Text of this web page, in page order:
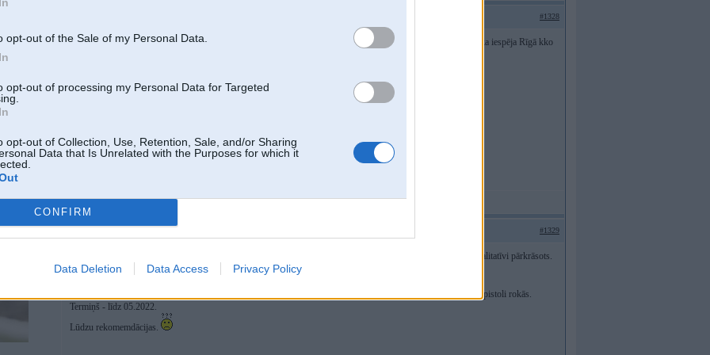
opt-out of the Sale of my Personal Data.
opt-out of processing my Personal Data for Targeted
opt-out of Collection, Use, Retention, Sale, and/or Sharing
Data that Is Unrelated with the Purposes for which it
CONFIRM
Data Deletion Data Access Privacy Policy
#1328
Nav gluži krāsošana, bet radniecīga tēma - mopedam vajag vienu pasarežģītu uzlīmi uzlīmēt atpakaļ. Kur mazāka iespēja Rīgā kko
#1329
Nepieciešams pilnībā pārkrāsot e39 touring. Esošajam laka lec nost neiedomājamos apmēros, auto ir bijis nekvalitatīvi pārkrāsots.
Jānomaina 3 no 4 durvīm + bagāžnieka vāks. Bundža bez rūsas. Auto sāli redzējis šogad pirmo reizi.
Esmu perfekcionists un meklēju rezultātu, nevis procesu. Karoče meklēju krāsošanas virtuozu nevis antiņus ar pistoli rokās.
Termiņš - līdz 05.2022.
Lūdzu rekomemdācijas.